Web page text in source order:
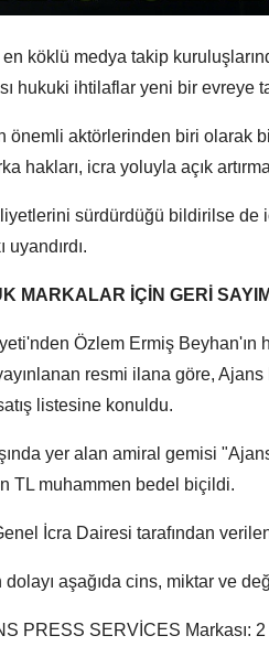
en köklü medya takip
hukuki ihtilaflar yeni bir evreye
önemli aktörlerinden biri olarak
hakları, icra yoluyla açık
sürdürdüğü bildirilse de
uyandırdı.
MARKALAR İÇİN GERİ
Özlem Ermiş
resmi ilana göre,
listesine konuldu.
yer alan amiral gemisi
TL muhammen bedel biçildi.
İcra Dairesi tarafından
aşağıda cins, miktar ve
PRESS SERVİCES Markası: